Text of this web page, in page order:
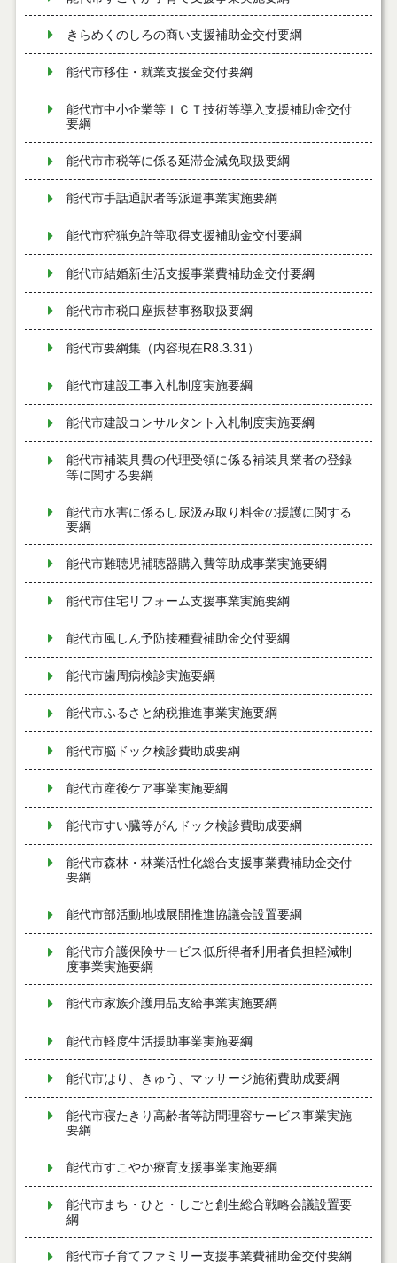
きらめくのしろの商い支援補助金交付要綱
能代市移住・就業支援金交付要綱
能代市中小企業等ＩＣＴ技術等導入支援補助金交付
要綱
能代市市税等に係る延滞金減免取扱要綱
能代市手話通訳者等派遣事業実施要綱
能代市狩猟免許等取得支援補助金交付要綱
能代市結婚新生活支援事業費補助金交付要綱
能代市市税口座振替事務取扱要綱
能代市要綱集（内容現在R8.3.31）
能代市建設工事入札制度実施要綱
能代市建設コンサルタント入札制度実施要綱
能代市補装具費の代理受領に係る補装具業者の登録
等に関する要綱
能代市水害に係るし尿汲み取り料金の援護に関する
要綱
能代市難聴児補聴器購入費等助成事業実施要綱
能代市住宅リフォーム支援事業実施要綱
能代市風しん予防接種費補助金交付要綱
能代市歯周病検診実施要綱
能代市ふるさと納税推進事業実施要綱
能代市脳ドック検診費助成要綱
能代市産後ケア事業実施要綱
能代市すい臓等がんドック検診費助成要綱
能代市森林・林業活性化総合支援事業費補助金交付
要綱
能代市部活動地域展開推進協議会設置要綱
能代市介護保険サービス低所得者利用者負担軽減制
度事業実施要綱
能代市家族介護用品支給事業実施要綱
能代市軽度生活援助事業実施要綱
能代市はり、きゅう、マッサージ施術費助成要綱
能代市寝たきり高齢者等訪問理容サービス事業実施
要綱
能代市すこやか療育支援事業実施要綱
能代市まち・ひと・しごと創生総合戦略会議設置要
綱
能代市子育てファミリー支援事業費補助金交付要綱